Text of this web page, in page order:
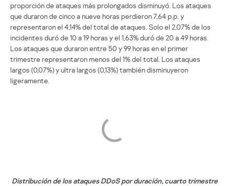
proporción de ataques más prolongados disminuyó. Los ataques
que duraron de cinco a nueve horas perdieron 7,64 p.p. y
representaron el 4,14% del total de ataques. Solo el 2,07% de los
incidentes duró de 10 a 19 horas y el 1,63% duró de 20 a 49 horas.
Los ataques que duraron entre 50 y 99 horas en el primer
trimestre representaron menos del 1% del total. Los ataques
largos (0,07%) y ultra largos (0,13%) también disminuyeron
ligeramente.
Distribución de los ataques DDoS por duración, cuarto trimestre